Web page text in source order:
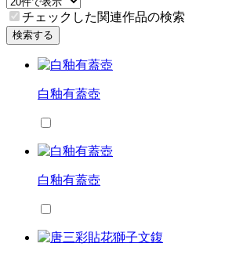
チェックした関連作品の検索
検索する
白釉有蓋壺
白釉有蓋壺